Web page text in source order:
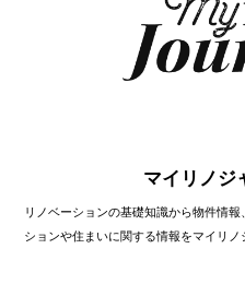
マイリノジ
リノベーションの基礎知識から物件情
ションや住まいに関する情報をマイリノ